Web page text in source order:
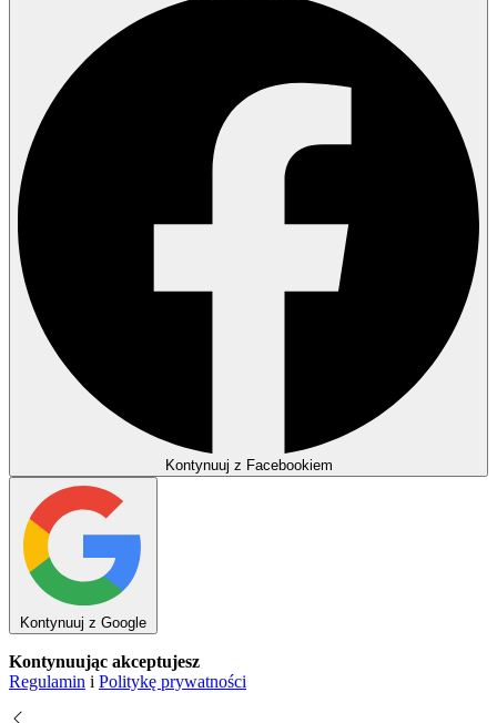
Kontynuuj z Facebookiem
Kontynuuj z Google
Kontynuując akceptujesz
Regulamin i Politykę prywatności